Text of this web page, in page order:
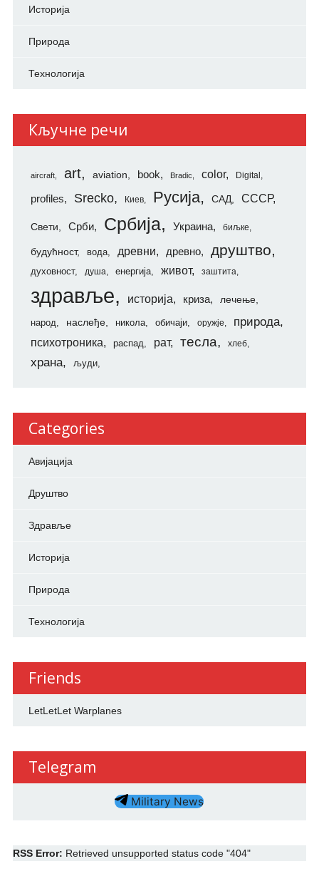
Историја
Природа
Технологија
Кључне речи
aircraft art aviation book Bradic color Digital
profiles Srecko Киев Русија САД СССР
Свети Срби Србија Украина биљке
будућност вода древни древно друштво
духовност душа енергија живот заштита
здравље историја криза лечење
народ наслеђе никола обичаји оружје природа
психотроника распад рат тесла хлеб
храна људи
Categories
Авијација
Друштво
Здравље
Историја
Природа
Технологија
Friends
LetLetLet Warplanes
Telegram
Military News
RSS Error: Retrieved unsupported status code "404"